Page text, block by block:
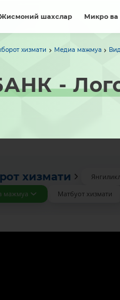
Жисмоний шахслар Микро ва
хизмати Медиа мажмуа
-
хизмати
мажмуа
Матбуот хизмати